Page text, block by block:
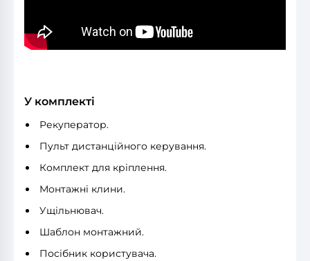
У комплекті
Рекуператор.
Пульт дистанційного керування.
Комплект для кріплення.
Монтажні клини.
Ущільнювач.
Шаблон монтажний.
Посібник користувача.